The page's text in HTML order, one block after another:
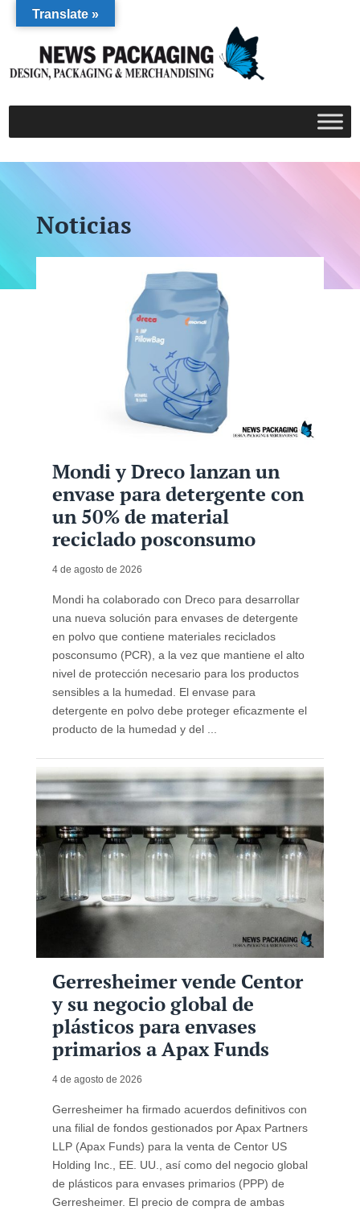
Noticias
Mondi y Dreco lanzan un
envase para detergente con
un 50% de material
reciclado posconsumo
4 de agosto de 2026
Mondi ha colaborado con Dreco para desarrollar
una nueva solución para envases de detergente
en polvo que contiene materiales reciclados
posconsumo (PCR), a la vez que mantiene el alto
nivel de protección necesario para los productos
sensibles a la humedad. El envase para
detergente en polvo debe proteger eficazmente el
producto de la humedad y del ...
Gerresheimer vende Centor
y su negocio global de
plásticos para envases
primarios a Apax Funds
4 de agosto de 2026
Gerresheimer ha firmado acuerdos definitivos con
una filial de fondos gestionados por Apax Partners
LLP (Apax Funds) para la venta de Centor US
Holding Inc., EE. UU., así como del negocio global
de plásticos para envases primarios (PPP) de
Gerresheimer. El precio de compra de ambas
Translate »